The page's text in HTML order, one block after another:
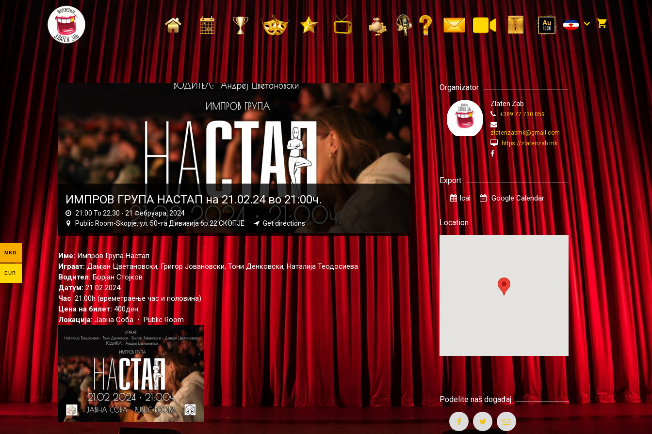
ИМПРОВ ГРУПА НАСТАП на 21.02.24 во 21:00ч.
21:00 To 22:30 - 21 Фебруара, 2024
Public Room-Skopje, ул: 50-та Дивизија бр.22 СКОПЈЕ
Get directions
Име:Импров Група Настап
Играат:Дамјан Цветановски, Григор Јовановски, Тони Денковски, Наталија Теодосиева
Водител: Борјан Стојков
Датум:21 02 2024
Час: 21:00h (времетраење час и половина)
Цена на билет: 400ден.
Локација:Јавна Соба • Public Room
Organizator
Zlaten Zab
+389 77 730 059
zlatenzabmk@gmail.com
https://zlatenzab.mk
Export
Ical Google Calendar
Location
Podelite naš događaj
MKD
EUR